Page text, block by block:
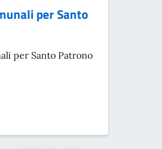
per Santo
per Santo Patrono
SANTO PATRONO}